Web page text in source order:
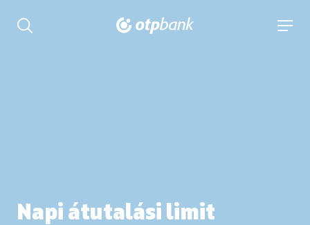
Keresés kinyitása
Napi átutalási limit